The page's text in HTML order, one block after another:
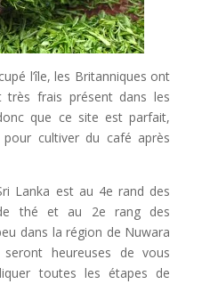
les Britanniques ont
frais présent dans les
que ce site est parfait,
cultiver du café après
est au 4e rand des
thé et au 2e rang des
dans la région de Nuwara
seront heureuses de vous
toutes les étapes de